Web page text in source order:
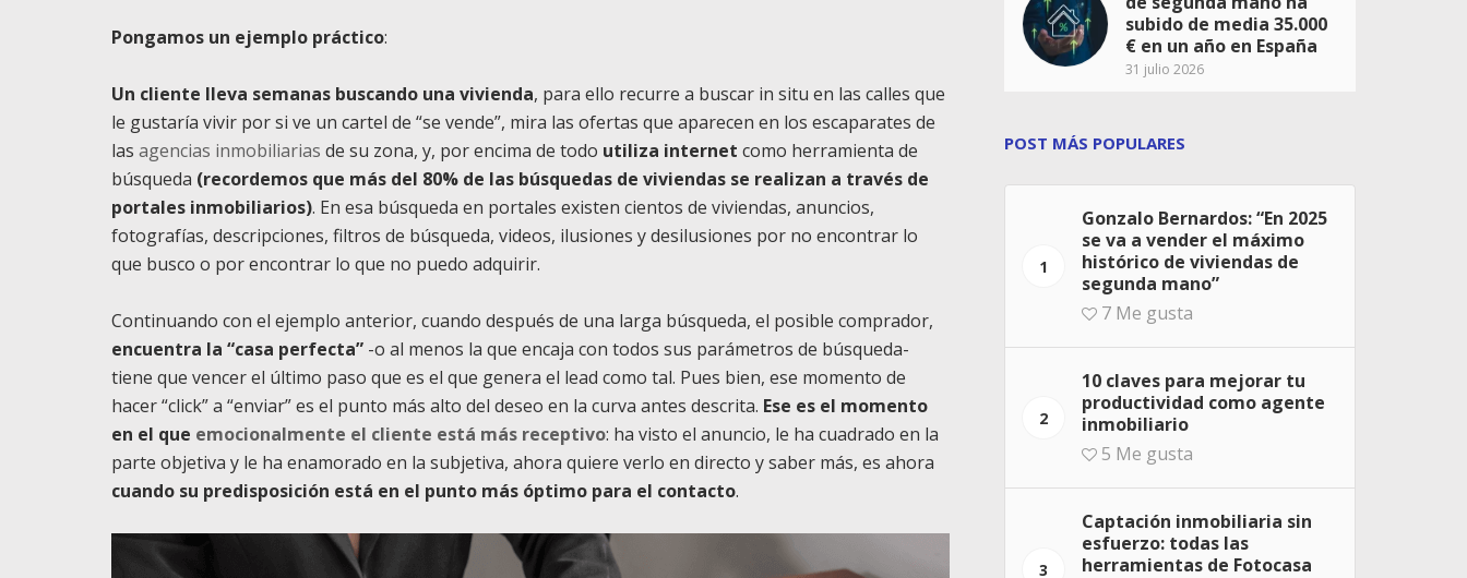
Pongamos un ejemplo práctico:
Un cliente lleva semanas buscando una vivienda, para ello recurre a buscar in situ en las calles que
le gustaría vivir por si ve un cartel de “se vende”, mira las ofertas que aparecen en los escaparates de
las agencias inmobiliarias de su zona, y, por encima de todo utiliza internet como herramienta de
búsqueda (recordemos que más del 80% de las búsquedas de viviendas se realizan a través de
portales inmobiliarios). En esa búsqueda en portales existen cientos de viviendas, anuncios,
fotografías, descripciones, filtros de búsqueda, videos, ilusiones y desilusiones por no encontrar lo
que busco o por encontrar lo que no puedo adquirir.
Continuando con el ejemplo anterior, cuando después de una larga búsqueda, el posible comprador,
encuentra la “casa perfecta” -o al menos la que encaja con todos sus parámetros de búsqueda-
tiene que vencer el último paso que es el que genera el lead como tal. Pues bien, ese momento de
hacer “click” a “enviar” es el punto más alto del deseo en la curva antes descrita. Ese es el momento
en el que emocionalmente el cliente está más receptivo: ha visto el anuncio, le ha cuadrado en la
parte objetiva y le ha enamorado en la subjetiva, ahora quiere verlo en directo y saber más, es ahora
cuando su predisposición está en el punto más óptimo para el contacto.
subido de media 35.000
€ en un año en España
31 julio 2026
POST MÁS POPULARES
1
Gonzalo Bernardos: “En 2025
se va a vender el máximo
histórico de viviendas de
segunda mano”
7 Me gusta
2
10 claves para mejorar tu
productividad como agente
inmobiliario
5 Me gusta
3
Captación inmobiliaria sin
esfuerzo: todas las
herramientas de Fotocasa